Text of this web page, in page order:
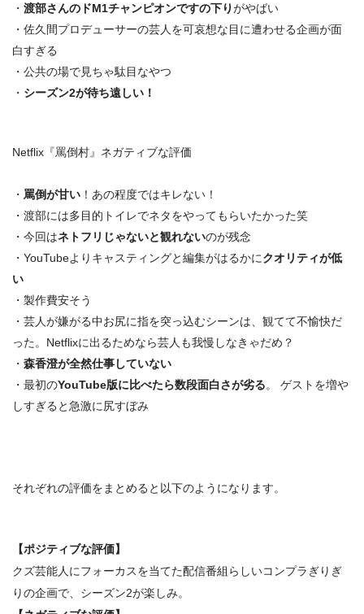
・ 渡部さんのドM1チャンピオンですの下りがやばい
・佐久間プロデューサーの芸人を可哀想な目に遭わせる企画が面
白すぎる
・公共の場で見ちゃ駄目なやつ
・ シーズン2が待ち遠しい！
Netflix『罵倒村』ネガティブな評価
・ 罵倒が甘い ！あの程度ではキレない！
・渡部には多目的トイレでネタをやってもらいたかった笑
・今回はネトフリじゃないと観れないのが残念
・YouTubeよりキャスティングと編集がはるかにクオリティが低
い
・製作費安そう
・芸人が嫌がる中お尻に指を突っ込むシーンは、観てて不愉快だ
った。Netflixに出るためなら芸人も我慢しなきゃだめ？
・ 森香澄が全然仕事していない
・最初のYouTube版に比べたら数段面白さが劣る。 ゲストを増や
しすぎると急激に尻すぼみ
それぞれの評価をまとめると以下のようになります。
【ポジティブな評価】
クズ芸能人にフォーカスを当てた配信番組らしいコンプラぎりぎ
りの企画で、シーズン2が楽しみ。